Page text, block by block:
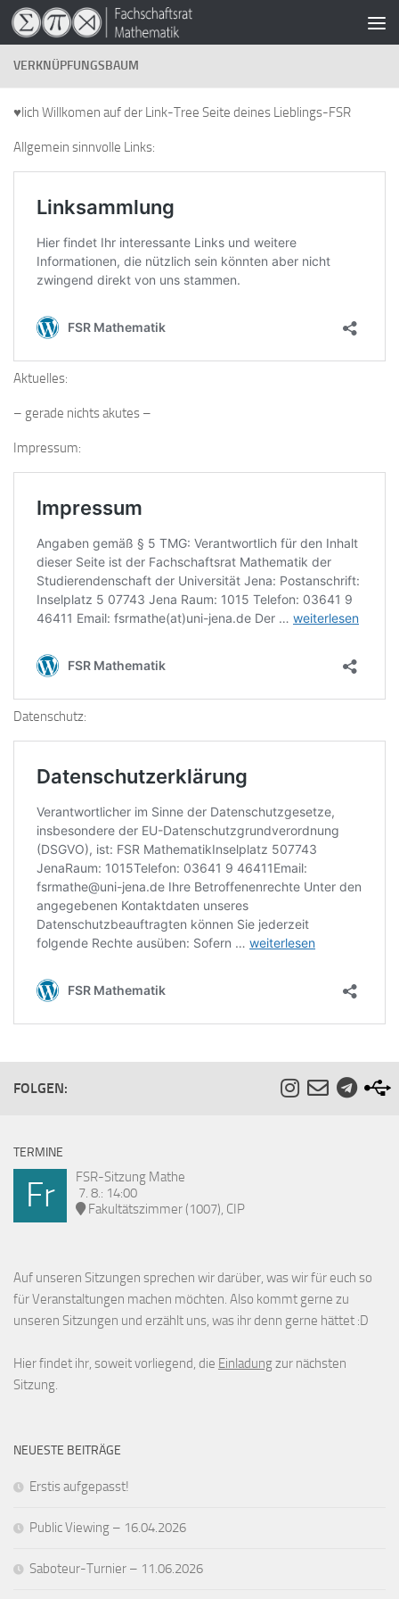
Zum Inhalt springen
VERKNÜPFUNGSBAUM
♥️lich Willkomen auf der Link-Tree Seite deines Lieblings-FSR
Allgemein sinnvolle Links:
Aktuelles:
– gerade nichts akutes –
Impressum:
Datenschutz:
FOLGEN:
TERMINE
Fr
FSR-Sitzung Mathe
7. 8.: 14:00
Fakultätszimmer (1007), CIP
Auf unseren Sitzungen sprechen wir darüber, was wir für euch so
für Veranstaltungen machen möchten. Also kommt gerne zu
unseren Sitzungen und erzählt uns, was ihr denn gerne hättet :D
Hier findet ihr, soweit vorliegend, die Einladungzur nächsten
Sitzung.
NEUESTE BEITRÄGE
Erstis aufgepasst!
Public Viewing – 16.04.2026
Saboteur-Turnier – 11.06.2026